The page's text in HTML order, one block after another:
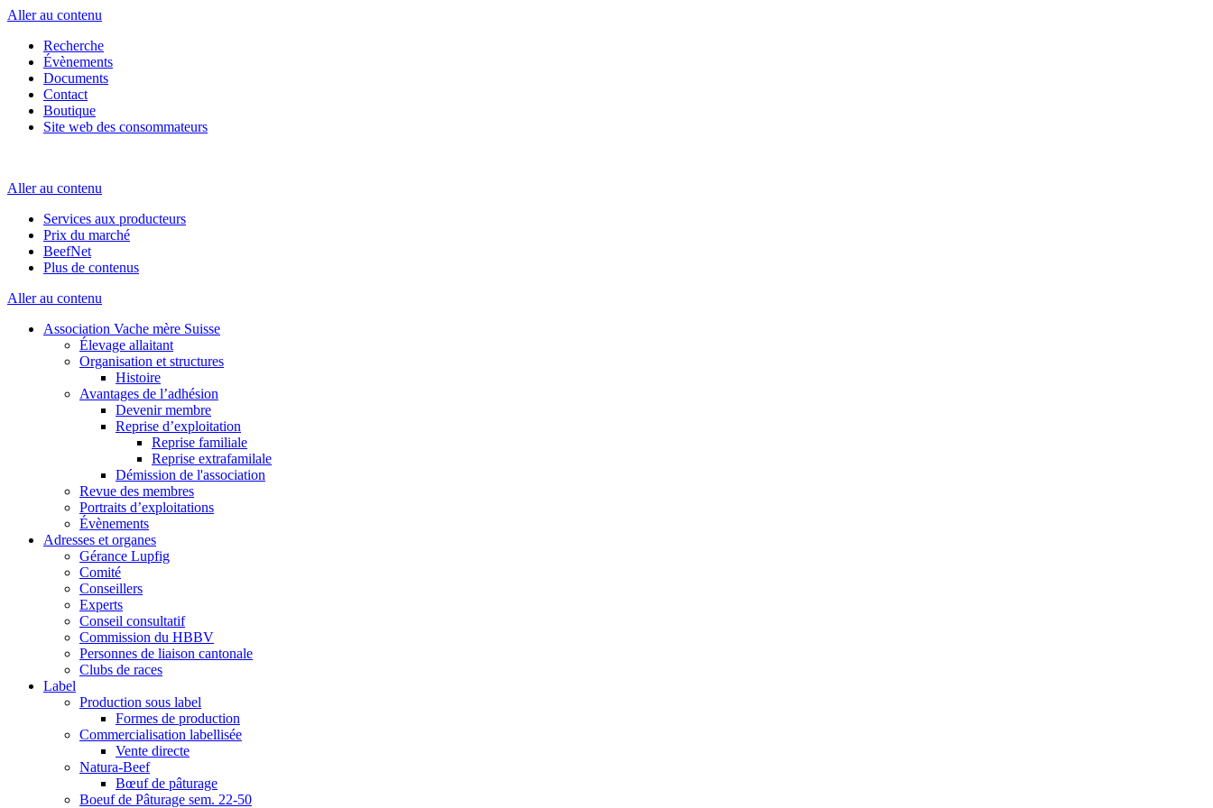
Aller au contenu
Recherche
Évènements
Documents
Contact
Boutique
Site web des consommateurs
Aller au contenu
Services aux producteurs
Prix du marché
BeefNet
Plus de contenus
Aller au contenu
Association Vache mère Suisse
Élevage allaitant
Organisation et structures
Histoire
Avantages de l’adhésion
Devenir membre
Reprise d’exploitation
Reprise familiale
Reprise extrafamilale
Démission de l'association
Revue des membres
Portraits d’exploitations
Évènements
Adresses et organes
Gérance Lupfig
Comité
Conseillers
Experts
Conseil consultatif
Commission du HBBV
Personnes de liaison cantonale
Clubs de races
Label
Production sous label
Formes de production
Commercialisation labellisée
Vente directe
Natura-Beef
Bœuf de pâturage
Boeuf de Pâturage sem. 22-50